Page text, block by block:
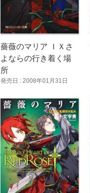
薔薇のマリア ＩＸさ
よならの行き着く場
所
発売日 : 2008年01月31日